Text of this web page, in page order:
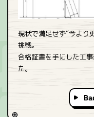
現状で満足せず“今より
挑戦。
合格証書を手にした工
た。